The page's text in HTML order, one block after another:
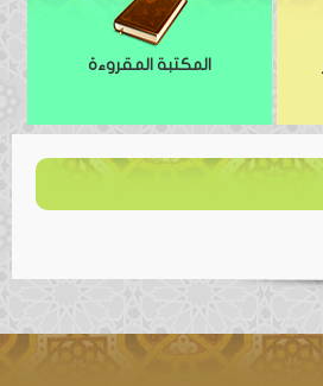
المكتبة المقروءة